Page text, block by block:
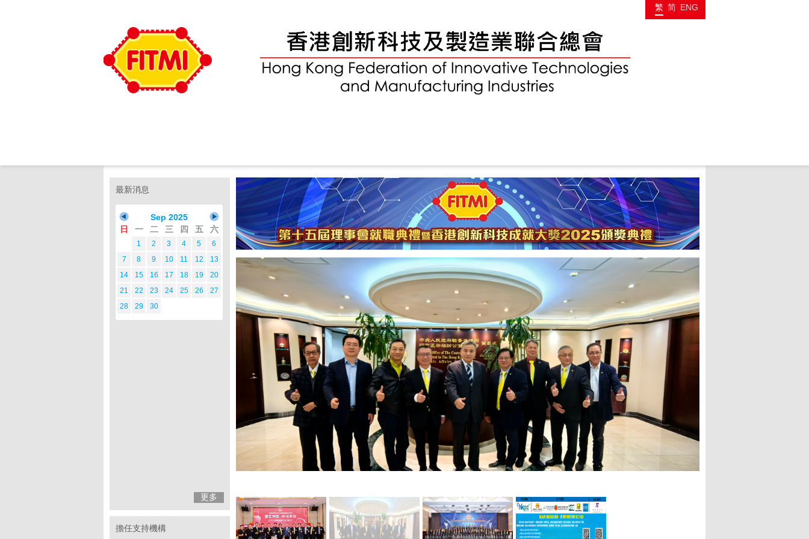
繁 简 ENG
最新消息
Sep 2025
日
一 二 三 四 五 六
1 2 3 4 5
6
7
8 9 10 11 12
13
14
15 16 17 18 19
20
21
22 23 24 25 26
27
28
29 30
更多
擔任支持機構